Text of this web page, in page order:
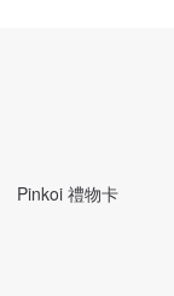
Pinkoi 禮物卡